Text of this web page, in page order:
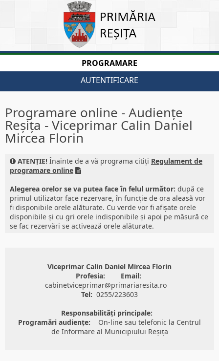
PROGRAMARE
AUTENTIFICARE
Programare online - Audiențe
Reșița - Viceprimar Calin Daniel
Mircea Florin
ATENȚIE! Înainte de a vă programa citiți Regulament de
programare online
Alegerea orelor se va putea face în felul următor: după ce
primul utilizator face rezervare, în funcție de ora aleasă vor
fi disponibile orele alăturate. Cu verde vor fi afișate orele
disponibile și cu gri orele indisponibile și apoi pe măsură ce
se fac rezervări se activează orele alăturate.
Viceprimar Calin Daniel Mircea Florin
Profesia:
Email:
cabinetviceprimar@primariaresita.ro
Tel: 0255/223603
Responsabilități principale:
Programări audiențe:
On-line sau telefonic la Centrul
de Informare al Municipiului Reșița